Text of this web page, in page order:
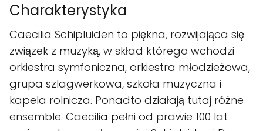
Charakterystyka
Caecilia Schipluiden to piękna, rozwijająca się
związek z muzyką, w skład którego wchodzi
orkiestra symfoniczna, orkiestra młodzieżowa,
grupa szlagwerkowa, szkoła muzyczna i
kapela rolnicza. Ponadto działają tutaj różne
ensemble. Caecilia pełni od prawie 100 lat